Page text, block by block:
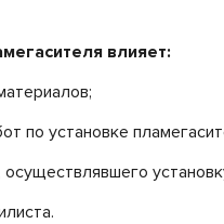
влияет:
по установке